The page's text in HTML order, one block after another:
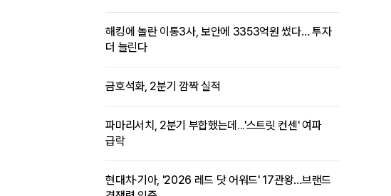
해킹에 놀란 이통3사, 보안에 3353억원 썼다… 투자
더 늘린다
금호석화, 2분기 깜짝 실적
파마리서치, 2분기 부합했는데...'스트릿 컨센' 여파
급락
현대차·기아, '2026 레드 닷 어워드' 17관왕…브랜드